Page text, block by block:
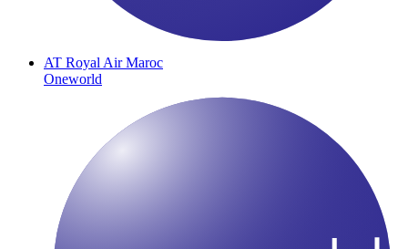
AT Royal Air Maroc
Oneworld